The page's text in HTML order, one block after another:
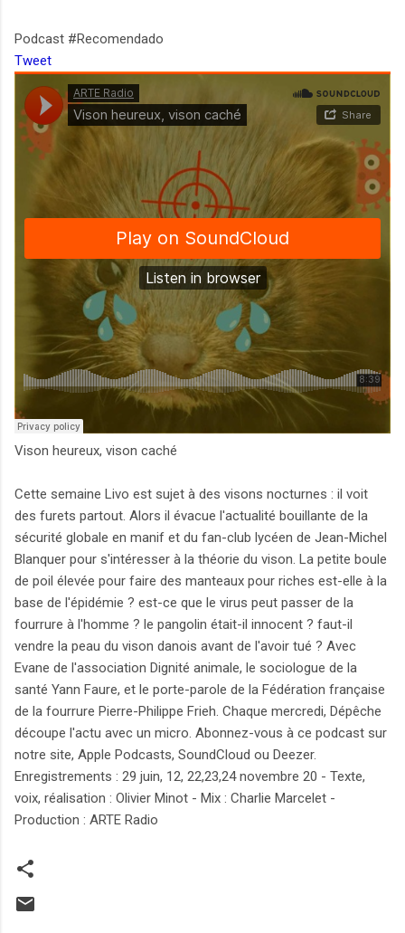
Podcast #Recomendado
Tweet
Vison heureux, vison caché
Cette semaine Livo est sujet à des visons nocturnes : il voit
des furets partout. Alors il évacue l'actualité bouillante de la
sécurité globale en manif et du fan-club lycéen de Jean-Michel
Blanquer pour s'intéresser à la théorie du vison. La petite boule
de poil élevée pour faire des manteaux pour riches est-elle à la
base de l'épidémie ? est-ce que le virus peut passer de la
fourrure à l'homme ? le pangolin était-il innocent ? faut-il
vendre la peau du vison danois avant de l'avoir tué ? Avec
Evane de l'association Dignité animale, le sociologue de la
santé Yann Faure, et le porte-parole de la Fédération française
de la fourrure Pierre-Philippe Frieh. Chaque mercredi, Dépêche
découpe l'actu avec un micro. Abonnez-vous à ce podcast sur
notre site, Apple Podcasts, SoundCloud ou Deezer.
Enregistrements : 29 juin, 12, 22,23,24 novembre 20 - Texte,
voix, réalisation : Olivier Minot - Mix : Charlie Marcelet -
Production : ARTE Radio